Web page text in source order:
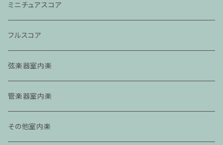
ミニチュアスコア
フルスコア
弦楽器室内楽
管楽器室内楽
その他室内楽